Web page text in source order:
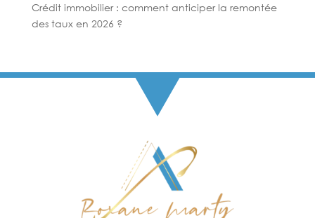
Crédit immobilier : comment anticiper la remontée
des taux en 2026 ?